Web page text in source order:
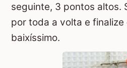
seguinte, 3 pontos altos.
por toda a volta e
baixíssimo.